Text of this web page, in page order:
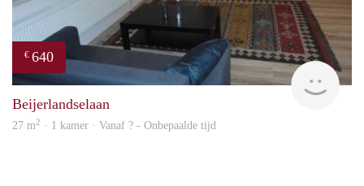
€ 640
Beijerlandselaan
27 m2 · 1 kamer · Vanaf ? - Onbepaalde tijd